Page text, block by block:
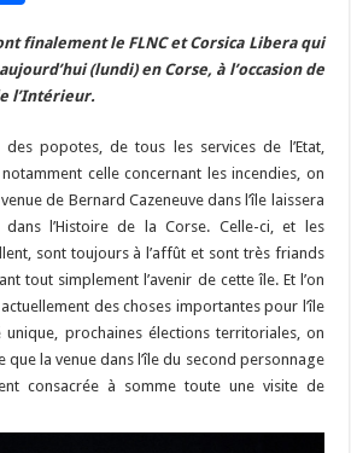
gr
a
m
p
c
h
at
l
y
n
k
d
n
es
p
ar
ta
g
er
finalement le FLNC et Corsica Libera qui
(lundi) en Corse, à l’occasion de
l’Intérieur.
popotes, de tous les services de l’Etat,
celle concernant les incendies, on
de Bernard Cazeneuve dans l’île laissera
l’Histoire de la Corse. Celle-ci, et les
sont toujours à l’affût et sont très friands
tout simplement l’avenir de cette île. Et l’on
des choses importantes pour l’île
unique, prochaines élections territoriales, on
que la venue dans l’île du second personnage
consacrée à somme toute une visite de